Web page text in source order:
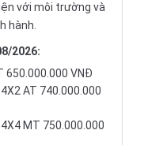
với môi trường và
hành.
2026:
650.000.000 VNĐ
AT 740.000.000
MT 750.000.000